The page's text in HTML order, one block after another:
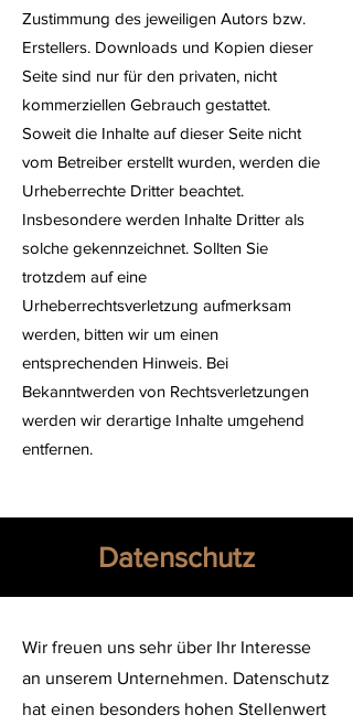
Zustimmung des jeweiligen Autors bzw.
Erstellers. Downloads und Kopien dieser
Seite sind nur für den privaten, nicht
kommerziellen Gebrauch gestattet.
Soweit die Inhalte auf dieser Seite nicht
vom Betreiber erstellt wurden, werden die
Urheberrechte Dritter beachtet.
Insbesondere werden Inhalte Dritter als
solche gekennzeichnet. Sollten Sie
trotzdem auf eine
Urheberrechtsverletzung aufmerksam
werden, bitten wir um einen
entsprechenden Hinweis. Bei
Bekanntwerden von Rechtsverletzungen
werden wir derartige Inhalte umgehend
entfernen.
Datenschutz
Wir freuen uns sehr über Ihr Interesse
an unserem Unternehmen. Datenschutz
hat einen besonders hohen Stellenwert